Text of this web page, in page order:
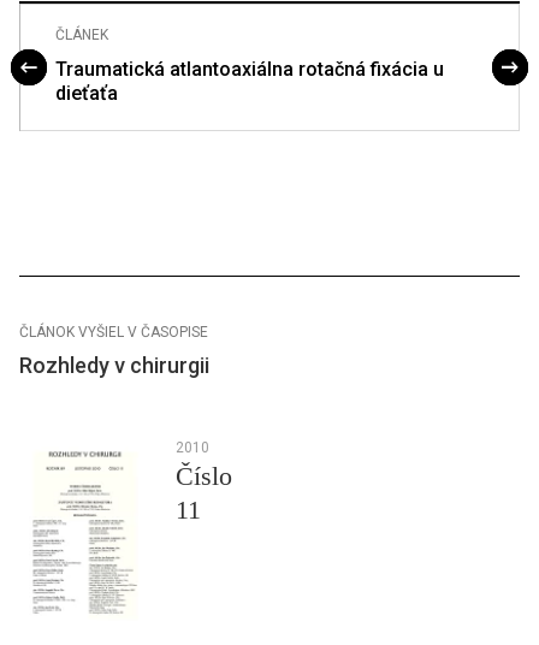
ČLÁNEK
Traumatická atlantoaxiálna rotačná fixácia u
dieťaťa
ČLÁNOK VYŠIEL V ČASOPISE
Rozhledy v chirurgii
2010
Číslo
11